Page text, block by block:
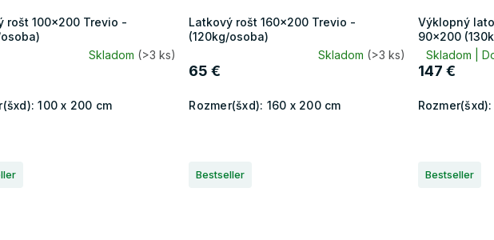
rošt 100x200 Trevio -
Skladom (>3 ks)
100 x 200 cm
Latkový rošt 160x200 Trevio -
(120kg/osoba)
Skladom (>3 ks)
65 €
Rozmer(šxd): 160 x 200 cm
Výklopný
90x200
Skladom |
147 €
Rozmer(šxd):
Bestseller Bestseller